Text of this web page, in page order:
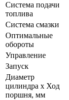
Система подачи
топлива
Система смазки
Оптимальные
обороты
Управление
Запуск
Диаметр
цилиндра х Ход
поршня, мм